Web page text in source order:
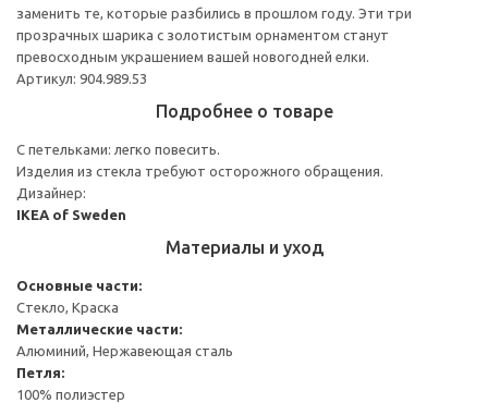
заменить те, которые разбились в прошлом году. Эти три
прозрачных шарика с золотистым орнаментом станут
превосходным украшением вашей новогодней елки.
Артикул: 904.989.53
Подробнее о товаре
С петельками: легко повесить.
Изделия из стекла требуют осторожного обращения.
Дизайнер:
IKEA of Sweden
Материалы и уход
Основные части:
Стекло, Краска
Металлические части:
Алюминий, Нержавеющая сталь
Петля:
100% полиэстер